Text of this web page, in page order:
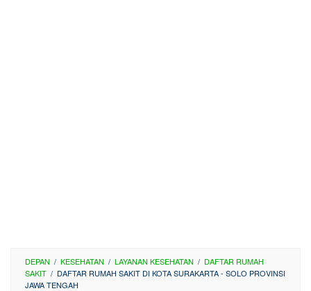
DEPAN / KESEHATAN / LAYANAN KESEHATAN / DAFTAR RUMAH
SAKIT / DAFTAR RUMAH SAKIT DI KOTA SURAKARTA - SOLO PROVINSI
JAWA TENGAH